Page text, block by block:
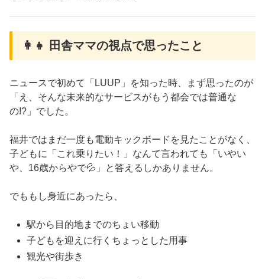
👩‍👧 田舎ママの視点で思ったこと
ニュースで初めて「LUUP」を知った時、まず思ったのが
「え、そんな未来的なサービスがもう都会では普通な
の!?」でした。
福井ではまだ一度も電動キックボードを見たことがなく、
子どもに「これ乗りたい！」なんて言われても「いやい
や、16歳からやで💦」と答えるしかありません。
でももし身近にあったら、
駅から目的地までのちょい移動
子どもを迎えに行くちょっとした用事
観光や街歩き